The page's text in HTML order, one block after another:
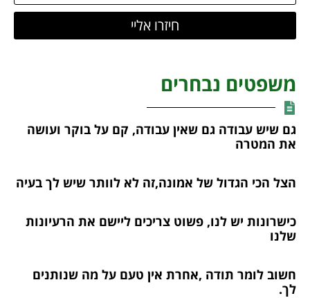
חיזרו אליי
משפטים נבחרים
גם שיש עבודה גם שאין עבודה, קם על בוקר ועושה
את המטרה
הצל הכי הגדול של אמונה,זה לא לוותר שיש לך בעיה
כישרונות יש לנו, פשוט צריכים ליישם את הרעיונות
שלנו
חשוב לומר תודה ,אחרת אין טעם על מה שנותנים
לך.